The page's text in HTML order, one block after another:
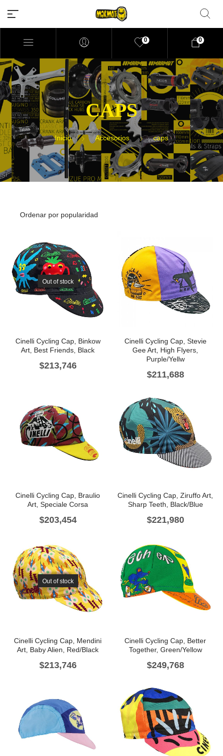
Filtrar por precio
0 0
CAPS
Inicio Accesorios caps
Out of stock
Cinelli Cycling Cap, Binkow
Art, Best Friends, Black
$213,746
Cinelli Cycling Cap, Stevie
Gee Art, High Flyers,
Purple/Yellw
$211,688
Cinelli Cycling Cap, Braulio
Art, Speciale Corsa
$203,454
Cinelli Cycling Cap, Ziruffo Art,
Sharp Teeth, Black/Blue
$221,980
Out of stock
Cinelli Cycling Cap, Mendini
Art, Baby Alien, Red/Black
$213,746
Cinelli Cycling Cap, Better
Together, Green/Yellow
$249,768